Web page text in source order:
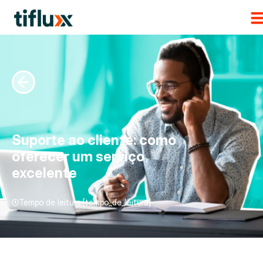
Suporte ao cliente: como
oferecer um serviço
excelente
Tempo de leitura:[tempo_de_leitura]